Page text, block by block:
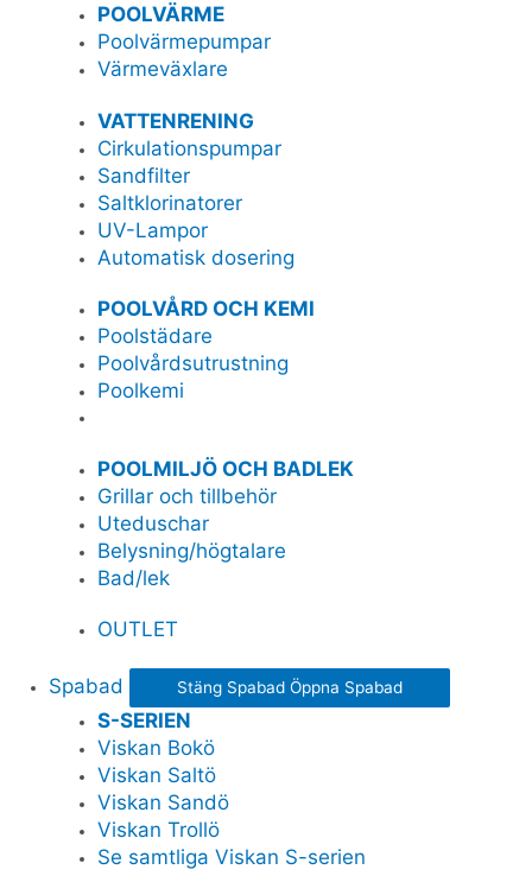
POOLVÄRME
Poolvärmepumpar
Värmeväxlare
VATTENRENING
Cirkulationspumpar
Sandfilter
Saltklorinatorer
UV-Lampor
Automatisk dosering
POOLVÅRD OCH KEMI
Poolstädare
Poolvårdsutrustning
Poolkemi
POOLMILJÖ OCH BADLEK
Grillar och tillbehör
Uteduschar
Belysning/högtalare
Bad/lek
OUTLET
Spabad Stäng Spabad Öppna Spabad
S-SERIEN
Viskan Bokö
Viskan Saltö
Viskan Sandö
Viskan Trollö
Se samtliga Viskan S-serien